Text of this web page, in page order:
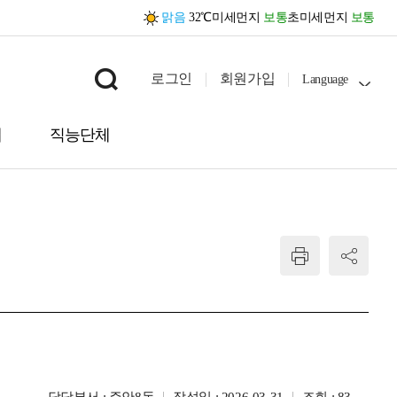
맑음 32℃미세먼지 보통초미세먼지 보통
직능단체
로그인 회원가입 Language